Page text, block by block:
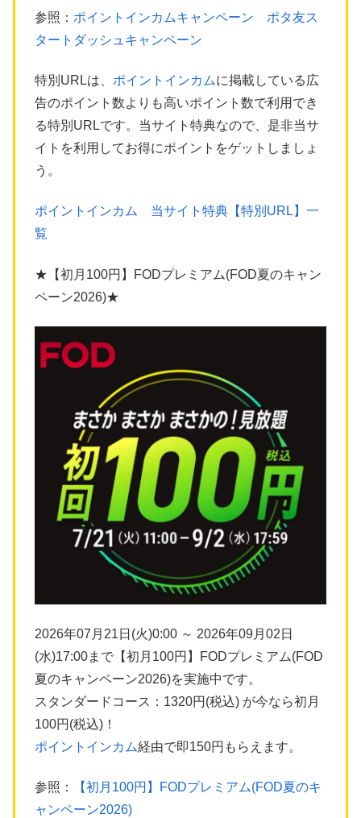
参照： ポイントインカムキャンペーン ポタ友ス
タートダッシュキャンペーン
特別URLは、 ポイントインカムに掲載している広
告のポイント数よりも高いポイント数で利用でき
る特別URLです。当サイト特典なので、是非当サ
イトを利用してお得にポイントをゲットしましょ
う。
ポイントインカム 当サイト特典【特別URL】一
覧
★【初月100円】FODプレミアム(FOD夏のキャン
ペーン2026)★
2026年07月21日(火)0:00 ～ 2026年09月02日
(水)17:00まで【初月100円】FODプレミアム(FOD
夏のキャンペーン2026)を実施中です。
スタンダードコース：1320円(税込) が今なら初月
100円(税込)！
ポイントインカム経由で即150円もらえます。
参照：
【初月100円】FODプレミアム(FOD夏のキ
ャンペーン2026)